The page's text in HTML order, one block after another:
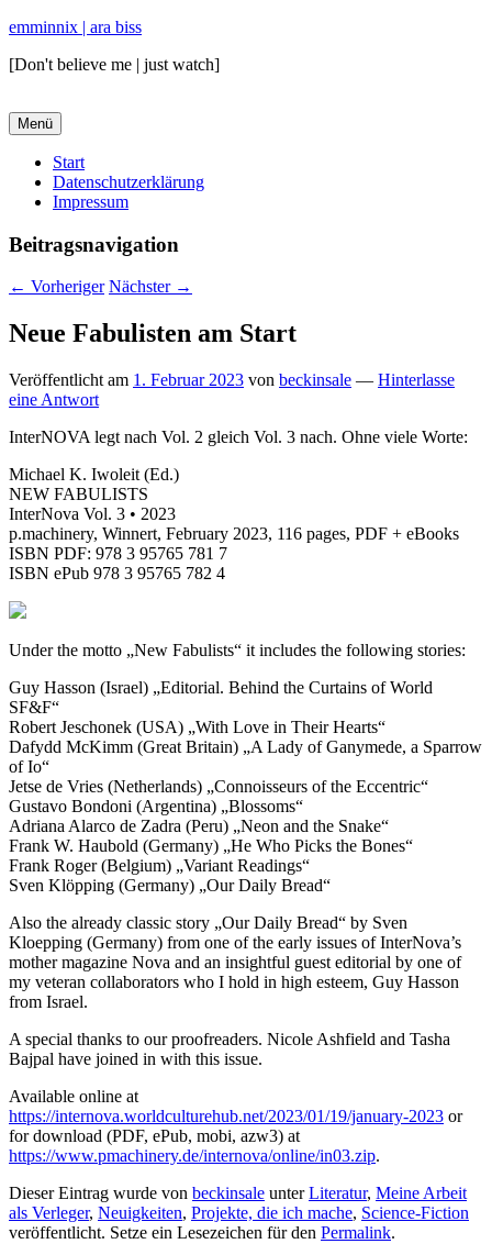
emminnix | ara biss
[Don't believe me | just watch]
Menü
Primäres
Menü
Start
Datenschutzerklärung
Impressum
Beitragsnavigation
← Vorheriger Nächster →
Neue Fabulisten am Start
Veröffentlicht am 1. Februar 2023 von beckinsale — Hinterlasse
eine Antwort
InterNOVA legt nach Vol. 2 gleich Vol. 3 nach. Ohne viele Worte:
Michael K. Iwoleit (Ed.)
NEW FABULISTS
InterNova Vol. 3 • 2023
p.machinery, Winnert, February 2023, 116 pages, PDF + eBooks
ISBN PDF: 978 3 95765 781 7
ISBN ePub 978 3 95765 782 4
Under the motto „New Fabulists“ it includes the following stories:
Guy Hasson (Israel) „Editorial. Behind the Curtains of World
SF&F“
Robert Jeschonek (USA) „With Love in Their Hearts“
Dafydd McKimm (Great Britain) „A Lady of Ganymede, a Sparrow
of Io“
Jetse de Vries (Netherlands) „Connoisseurs of the Eccentric“
Gustavo Bondoni (Argentina) „Blossoms“
Adriana Alarco de Zadra (Peru) „Neon and the Snake“
Frank W. Haubold (Germany) „He Who Picks the Bones“
Frank Roger (Belgium) „Variant Readings“
Sven Klöpping (Germany) „Our Daily Bread“
Also the already classic story „Our Daily Bread“ by Sven
Kloepping (Germany) from one of the early issues of InterNova’s
mother magazine Nova and an insightful guest editorial by one of
my veteran collaborators who I hold in high esteem, Guy Hasson
from Israel.
A special thanks to our proofreaders. Nicole Ashfield and Tasha
Bajpal have joined in with this issue.
Available online at
https://internova.worldculturehub.net/2023/01/19/january-2023 or
for download (PDF, ePub, mobi, azw3) at
https://www.pmachinery.de/internova/online/in03.zip.
Dieser Eintrag wurde von beckinsale unterLiteratur, Meine Arbeit
als Verleger, Neuigkeiten, Projekte, die ich mache, Science-Fiction
veröffentlicht. Setze ein Lesezeichen für den Permalink.